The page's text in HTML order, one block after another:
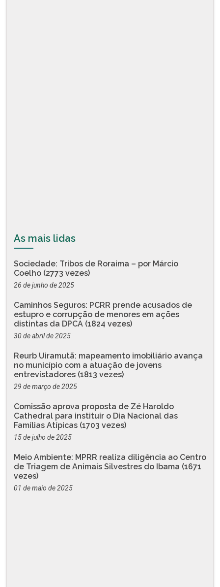
As mais lidas
Sociedade: Tribos de Roraima – por Márcio
Coelho (2773 vezes)
26 de junho de 2025
Caminhos Seguros: PCRR prende acusados de
estupro e corrupção de menores em ações
distintas da DPCA (1824 vezes)
30 de abril de 2025
Reurb Uiramutã: mapeamento imobiliário avança
no município com a atuação de jovens
entrevistadores (1813 vezes)
29 de março de 2025
Comissão aprova proposta de Zé Haroldo
Cathedral para instituir o Dia Nacional das
Famílias Atípicas (1703 vezes)
15 de julho de 2025
Meio Ambiente: MPRR realiza diligência ao Centro
de Triagem de Animais Silvestres do Ibama (1671
vezes)
01 de maio de 2025